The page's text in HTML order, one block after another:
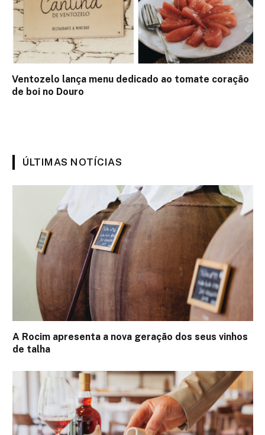
Ventozelo lança menu dedicado ao tomate coração
de boi no Douro
ÚLTIMAS NOTÍCIAS
A Rocim apresenta a nova geração dos seus vinhos
de talha